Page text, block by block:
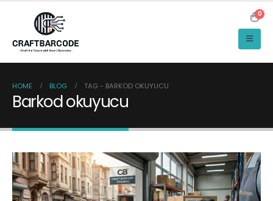
0
HOME BLOG TAG - BARKOD OKUYUCU
Barkod okuyucu